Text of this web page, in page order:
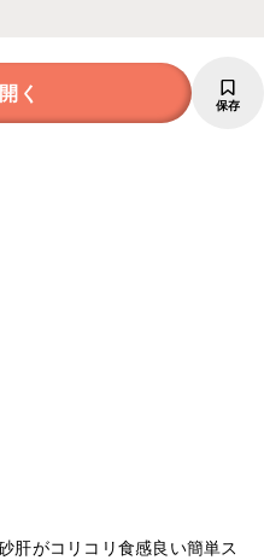
く 保存
肝がコリコリ食感良い簡単ス